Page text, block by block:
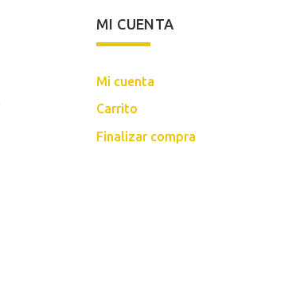
MI CUENTA
Mi cuenta
Carrito
Finalizar compra